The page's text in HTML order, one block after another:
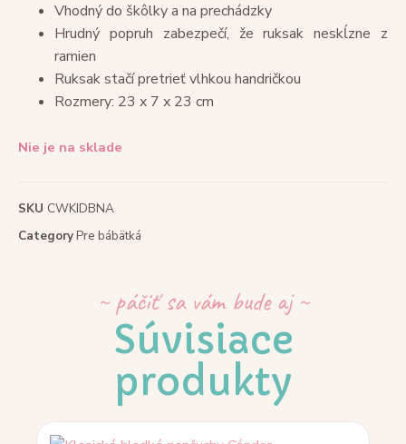
Vhodný do škôlky a na prechádzky
Hrudný popruh zabezpečí, že ruksak neskĺzne z
ramien
Ruksak stačí pretrieť vlhkou handričkou
Rozmery: 23 x 7 x 23 cm
Nie je na sklade
SKU CWKIDBNA
CategoryPre bábätká
~ páčiť sa vám bude aj ~
Súvisiace
produkty